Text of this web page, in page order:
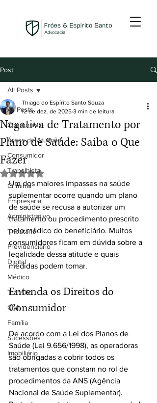
Post
All Posts
Condomínio
Áreas de Atuação
Consumidor
Trabalhista
Criminal
Empresarial
Administrativo
Tributário
Previdenciário
Digital
Médico
Trânsito
Civil
Família
Sucessões
Imobiliário
All Posts
Negativa de Tratamento por
Plano de Saúde: Saiba o Que
Fazer
Thiago do Espírito Santo Souza
12 de dez. de 2025 3 min de leitura
Avaliado com NaN de 5 estrelas.
Um dos maiores impasses na saúde
suplementar ocorre quando um plano
de saúde se recusa a autorizar um
tratamento ou procedimento prescrito
pelo médico do beneficiário. Muitos
consumidores ficam em dúvida sobre a
legalidade dessa atitude e quais
medidas podem tomar.
Entenda os Direitos do
Consumidor
De acordo com a Lei dos Planos de
Saúde (Lei 9.656/1998), as operadoras
são obrigadas a cobrir todos os
tratamentos que constam no rol de
procedimentos da ANS (Agência
Nacional de Saúde Suplementar).